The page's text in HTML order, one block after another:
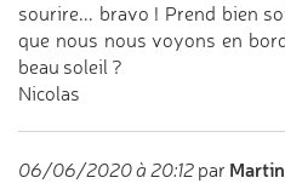
sourire... bravo ! Prend bien
que nous nous voyons en
beau soleil ?
Nicolas
06/06/2020 à 20:12 par